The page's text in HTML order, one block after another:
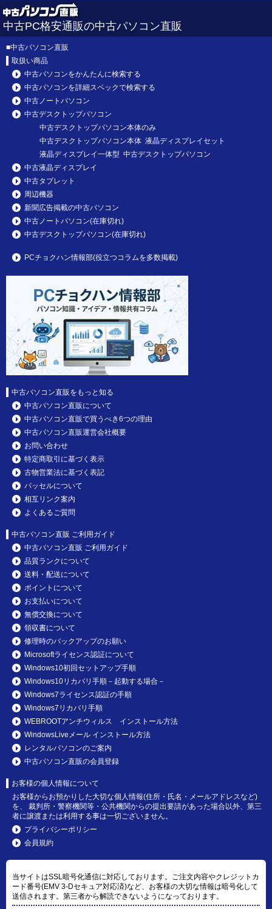
中古PC格安通販の中古パソコン直販
■中古パソコン直販
取扱い商品
中古パソコンをかんたんに検索する
中古パソコンを詳細スペックで検索する
中古ノートパソコン
中古デスクトップパソコン
中古デスクトップパソコン本体のみ
中古デスクトップパソコン本体 液晶ディスプレイセット
液晶ディスプレイ一体型 中古デスクトップパソコン
中古液晶ディスプレイ
中古タブレット
周辺機器
新聞広告掲載の中古パソコン
中古ノートパソコン(在庫切れ)
中古デスクトップパソコン(在庫切れ)
PCチョクハン情報部(役立つコラムを多数掲載)
中古パソコン直販をもっと知る
中古パソコン直販について
中古パソコン直販で買うべき6つの理由
中古パソコン直販運営会社概要
お問い合わせ
特定商取引に基づく表示
古物営業法に基づく表記
パッセルについて
相互リンク案内
よくあるご質問
中古パソコン直販 ご利用ガイド
中古パソコン直販 ご利用ガイド
品質ランクについて
送料・配送について
ポイントについて
お支払いについて
無償交換について
領収書について
修理時のバックアップのお願い
Microsoftライセンス認証について
Windows10初回セットアップ手順
Windows10リカバリ手順－起動する場合－
Windows7ライセンス認証の手順
Windows7リカバリ手順
WEBROOTアンチウィルス インストール方法
WindowsLiveメール インストール方法
レンタルパソコンのご案内
中古パソコン直販の会員登録
お客様の個人情報について
お客様からお預かりした大切な個人情報(住所・氏名・メールアドレスなど)
を、 裁判所・警察機関等・公共機関からの提出要請があった場合以外、第三
者に譲渡または利用する事は一切ございません。
プライバシーポリシー
会員規約
当サイトはSSL暗号化通信に対応しております。ご注文内容やクレジットカ
ード番号(EMV 3-Dセキュア対応済)など、お客様の大切な情報は暗号化して
送信されます。第三者から解読できないようになっております。